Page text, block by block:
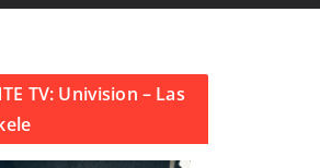
TV: Univision – Las